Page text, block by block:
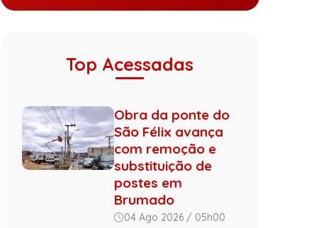
Top Acessadas
Obra da ponte do
São Félix avança
com remoção e
substituição de
postes em
Brumado
04 Ago 2026 / 05h00